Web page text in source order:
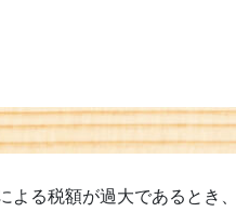
よる税額が過大であるとき